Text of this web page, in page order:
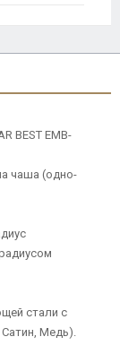
BEST EMB-
чаша (одно-
стали с
Медь).